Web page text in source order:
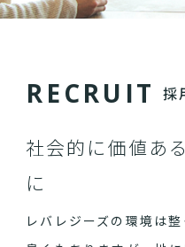
RECRU IT 採
社会的に価値あ
に
レバレジーズの環境は